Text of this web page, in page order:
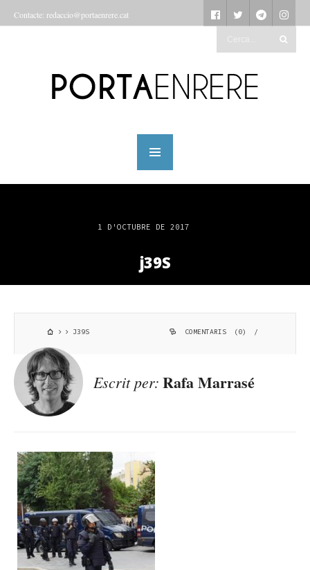
Contacte: redaccio@portaenrere.cat
1 D'OCTUBRE DE 2017
j39S
J39S COMENTARIS (0) /
Escrit per: Rafa Marrasé